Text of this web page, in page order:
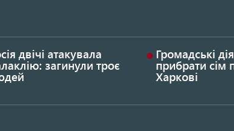
двічі атакувала
загинули троє
Громадські
прибрати сім
Харкові